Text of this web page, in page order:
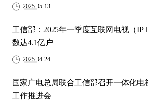
2025-05-13
工信部：2025年一季度互联网电视（
数达4.1亿户
2025-04-24
国家广电总局联合工信部召开一体化电
工作推进会